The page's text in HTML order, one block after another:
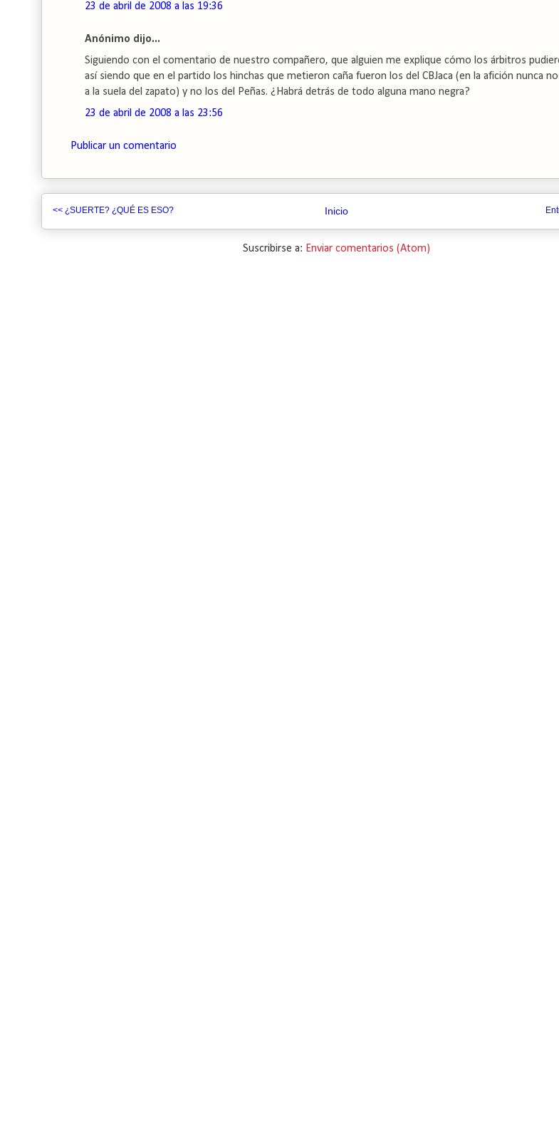
23 de abril de 2008 a las 19:36
Anónimo dijo...
Siguiendo con el comentario de nuestro compañero, que alguien me explique cómo los árbitros
así siendo que en el partido los hinchas que metieron caña fueron los del CBJaca (en la afición nunca
a la suela del zapato) y no los del Peñas. ¿Habrá detrás de todo alguna mano negra?
23 de abril de 2008 a las 23:56
Publicar un comentario
<< ¿SUERTE? ¿QUÉ ES ESO? Inicio
Suscribirse a: Enviar comentarios (Atom)